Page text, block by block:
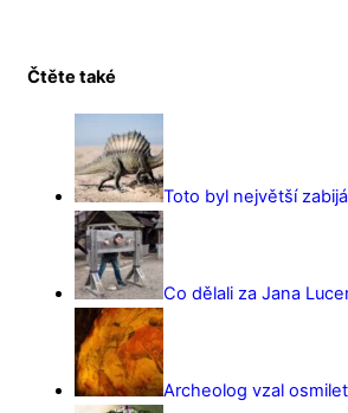
Čtěte také
Toto byl největší
Co dělali za Jana
Archeolog vzal